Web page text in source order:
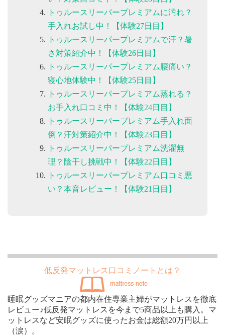
トゥルースリーパープレミアムに汚れ？
手入れお試し中！【体験27日目】
トゥルースリーパープレミアムで汗？暑
さ対策紹介中！【体験26日目】
トゥルースリーパープレミアム腰痛い？
寝心地体験中！【体験25日目】
トゥルースリーパープレミアム蒸れる？
お手入れ口コミ中！【体験24日目】
トゥルースリーパープレミアム手入れ面
倒？汗対策紹介中！【体験23日目】
トゥルースリーパープレミアム洗濯無
理？陰干し挑戦中！【体験22日目】
トゥルースリーパープレミアム口コミ悪
い？本音レビュー！【体験21日目】
低反発マットレス口コミノートとは？
睡眠グッズマニアの都内在住専業主婦がマットレスを徹底
レビュー♪低反発マットレスを今まで5商品以上も購入。マ
ットレスなど安眠グッズに使ったお金は総額20万円以上
（涙）。